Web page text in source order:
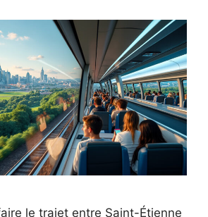
le trajet entre Saint-Étienne